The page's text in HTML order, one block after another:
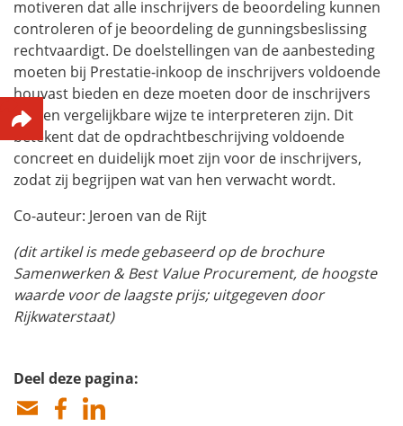
motiveren dat alle inschrijvers de beoordeling kunnen
controleren of je beoordeling de gunningsbeslissing
rechtvaardigt. De doelstellingen van de aanbesteding
moeten bij Prestatie-inkoop de inschrijvers voldoende
houvast bieden en deze moeten door de inschrijvers
op een vergelijkbare wijze te interpreteren zijn. Dit
betekent dat de opdrachtbeschrijving voldoende
concreet en duidelijk moet zijn voor de inschrijvers,
zodat zij begrijpen wat van hen verwacht wordt.
Co-auteur: Jeroen van de Rijt
(dit artikel is mede gebaseerd op de brochure
Samenwerken & Best Value Procurement, de hoogste
waarde voor de laagste prijs; uitgegeven door
Rijkwaterstaat)
Deel deze pagina: